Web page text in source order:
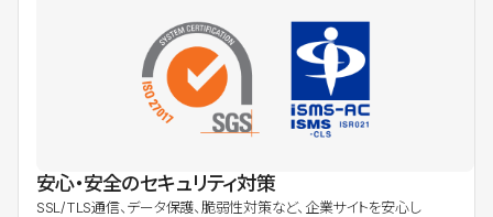
安心・安全のセキュリティ対策
SSL/TLS通信、データ保護、脆弱性対策など、企業サイトを安心し